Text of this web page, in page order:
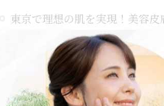
東京で理想の肌を実現！美容
東京で理想の肌を手に入れるなら、美容
ミは、適切な治療法により大幅に改善が